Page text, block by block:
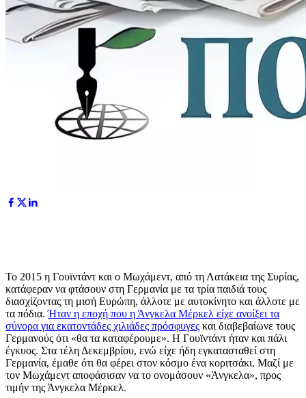
Το 2015 η Γουϊντάντ και ο Μωχάμεντ, από τη Λατάκεια της Συρίας,
κατάφεραν να φτάσουν στη Γερμανία με τα τρία παιδιά τους
διασχίζοντας τη μισή Ευρώπη, άλλοτε με αυτοκίνητο και άλλοτε με
τα πόδια.Ήταν η εποχή που η Άνγκελα Μέρκελ είχε ανοίξει τα
σύνορα για εκατοντάδες χιλιάδες πρόσφυγες και διαβεβαίωνε τους
Γερμανούς ότι «θα τα καταφέρουμε». Η Γουϊντάντ ήταν και πάλι
έγκυος. Στα τέλη Δεκεμβρίου, ενώ είχε ήδη εγκατασταθεί στη
Γερμανία, έμαθε ότι θα φέρει στον κόσμο ένα κοριτσάκι. Μαζί με
τον Μωχάμεντ αποφάσισαν να το ονομάσουν «Άνγκελα», προς
τιμήν της Άνγκελα Μέρκελ.